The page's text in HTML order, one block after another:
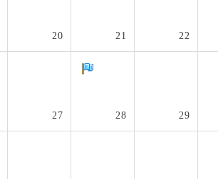
20 21 22
27 28 29